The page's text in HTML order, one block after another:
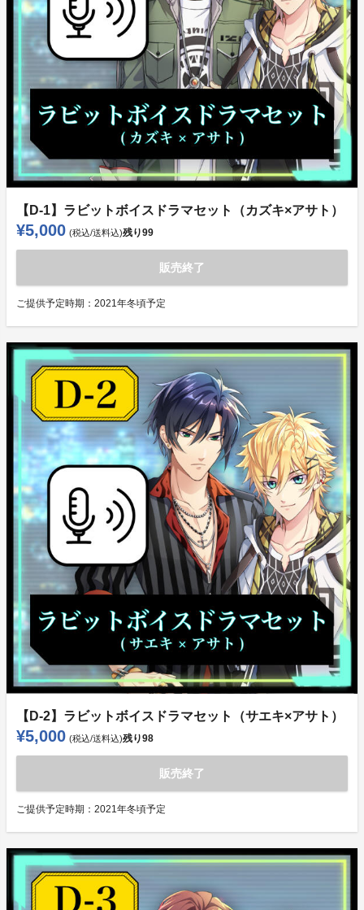
【D-1】ラビットボイスドラマセット（カズキ×アサト）
¥5,000 (税込/送料込)残り99
販売終了
ご提供予定時期： 2021年冬頃予定
【D-2】ラビットボイスドラマセット（サエキ×アサト）
¥5,000 (税込/送料込)残り98
販売終了
ご提供予定時期： 2021年冬頃予定